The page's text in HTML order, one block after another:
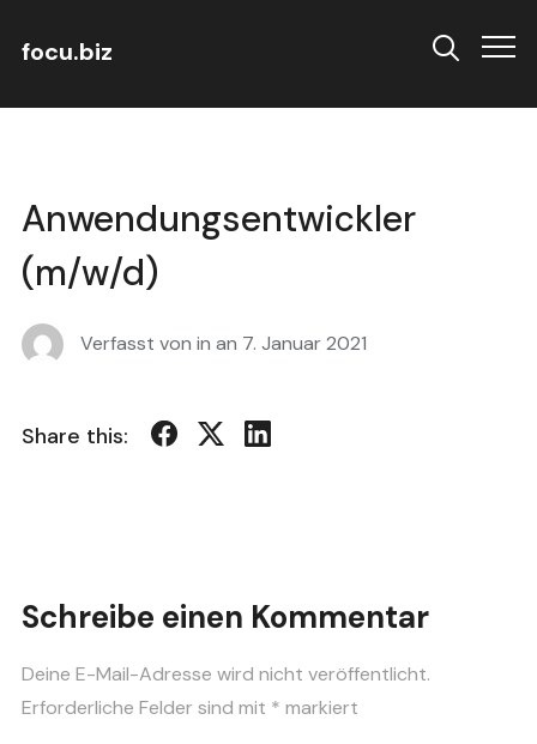
focu.biz Info
Anwendungsentwickler
(m/w/d)
Verfasst von in an 7. Januar 2021
Share this:
Schreibe einen Kommentar
Deine E-Mail-Adresse wird nicht veröffentlicht.
Erforderliche Felder sind mit * markiert